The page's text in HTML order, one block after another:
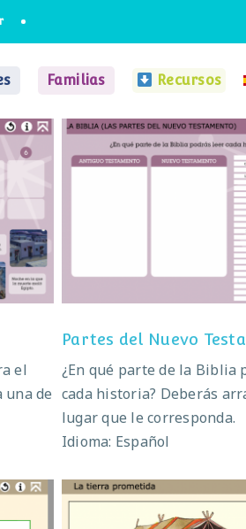
Familias Recursos
el
una de
Partes del Nuevo
Partes del Nuevo
¿En qué parte de la Biblia
cada historia? Deberás
lugar que le corresponda.
Idioma: Español